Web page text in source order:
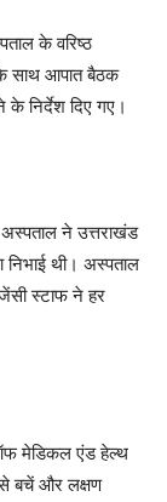
के वरिष्ठ
साथ आपात बैठक
निर्देश दिए गए।
अस्पताल ने उत्तराखंड
निभाई थी। अस्पताल
स्टाफ ने हर
मेडिकल एंड हेल्थ
बचें और लक्षण